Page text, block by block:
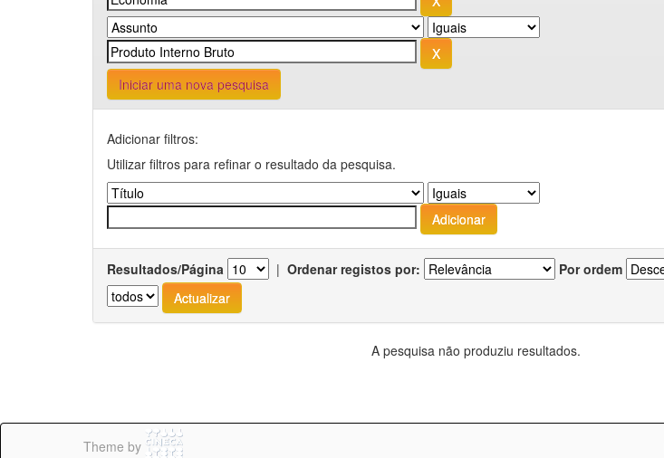
Iniciar uma nova pesquisa
Adicionar filtros:
Utilizar filtros para refinar o resultado da pesquisa.
Resultados/Página | Ordenar registos por: Por ordem
A pesquisa não produziu resultados.
Theme by